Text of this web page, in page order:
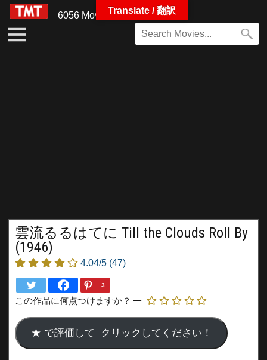
6056 Movies
雲流るるはてに Till the Clouds Roll By
(1946)
4.04/5 (47)
3
この作品に何点つけますか？
Translate / 翻訳